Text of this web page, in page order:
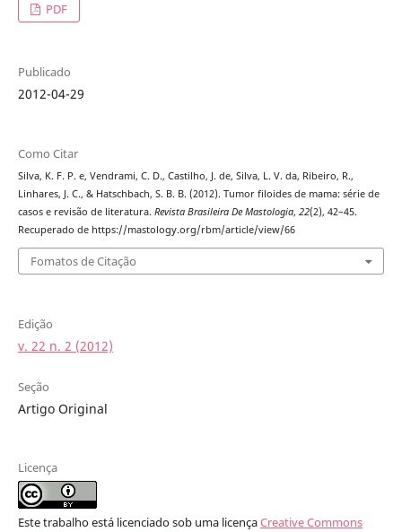
PDF
Publicado
2012-04-29
Como Citar
Silva, K. F. P. e, Vendrami, C. D., Castilho, J. de, Silva, L. V. da, Ribeiro, R.,
Linhares, J. C., & Hatschbach, S. B. B. (2012). Tumor filoides de mama: série de
casos e revisão de literatura. Revista Brasileira De Mastologia, 22(2), 42–45.
Recuperado de https://mastology.org/rbm/article/view/66
Fomatos de Citação
Edição
v. 22 n. 2 (2012)
Seção
Artigo Original
Licença
Este trabalho está licenciado sob uma licençaCreative Commons